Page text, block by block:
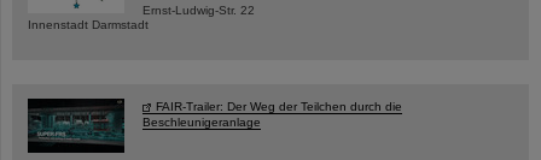
Ernst-Ludwig-Str. 22
Innenstadt Darmstadt
FAIR-Trailer: Der Weg der Teilchen durch die
Beschleunigeranlage